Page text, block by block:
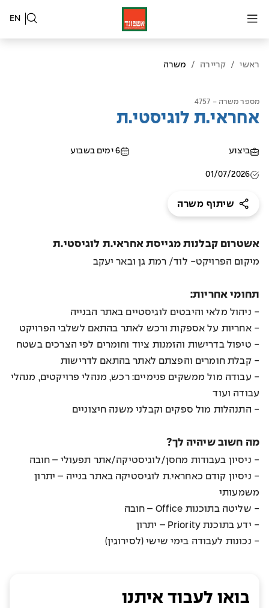
EN
ראשי / קריירה / משרה
מספר משרה - 4757
אחראי.ת לוגיסטי.ת
ביצוע 6 ימים בשבוע
01/07/2026
שיתוף משרה
אשטרום קבלנות מגייסת אחראי.ת לוגיסטי.ת
מיקום הפרויקט- לוד/ רמת גן ובאר יעקב
תחומי אחריות:
- ניהול מלאי והיבטים לוגיסטיים באתר הבנייה
- אחריות על אספקות ורכש לאתר בהתאם לשלבי הפרויקט
- טיפול בדרישות והזמנות ציוד וחומרים לפי הצרכים בשטח
- קבלת חומרים והפצתם לאתר בהתאם לדרישות
- עבודה מול ממשקים פנימיים: רכש, מנהלי פרויקטים, מנהלי
עבודה ועוד
- התנהלות מול ספקים וקבלני משנה חיצוניים
מה חשוב שיהיה לך?
- ניסיון בעבודות מחסן/לוגיסטיקה/אתר תפעולי – חובה
- ניסיון קודם כאחראי.ת לוגיסטיקה באתר בנייה – יתרון
משמעותי
- שליטה בתוכנות Office – חובה
- ידע בתוכנת Priority – יתרון
- נכונות לעבודה בימי שישי (לסירוגין)
בואו לעבוד איתנו